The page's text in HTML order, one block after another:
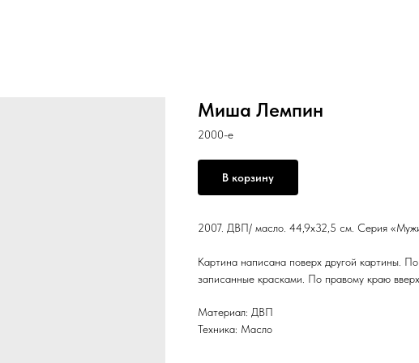
Миша Лемпин
2000-е
В корзину
2007. ДВП/ масло. 44,9х32,5 см. Серия
Картина написана поверх другой картины.
записанные красками. По правому краю
Материал: ДВП
Техника: Масло